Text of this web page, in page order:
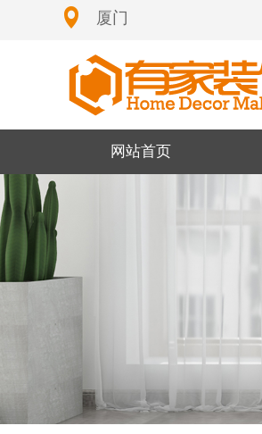
厦门
网站首页